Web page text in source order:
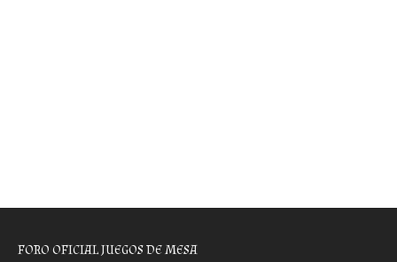
FORO OFICIAL JUEGOS DE MESA